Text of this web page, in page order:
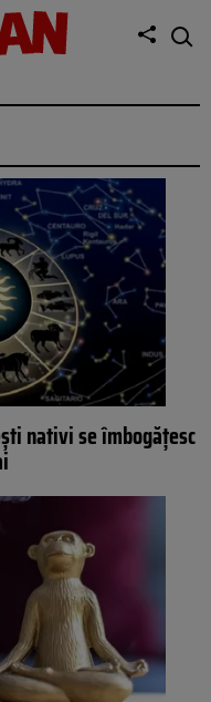
nativi se îmbogățesc